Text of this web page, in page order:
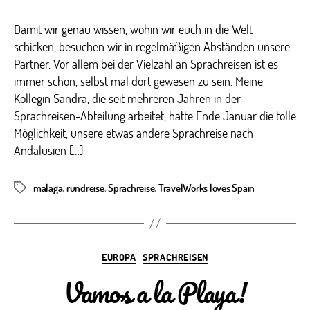
Damit wir genau wissen, wohin wir euch in die Welt
schicken, besuchen wir in regelmäßigen Abständen unsere
Partner. Vor allem bei der Vielzahl an Sprachreisen ist es
immer schön, selbst mal dort gewesen zu sein. Meine
Kollegin Sandra, die seit mehreren Jahren in der
Sprachreisen-Abteilung arbeitet, hatte Ende Januar die tolle
Möglichkeit, unsere etwas andere Sprachreise nach
Andalusien […]
Schlagwörter
malaga, rundreise,Sprachreise, TravelWorks loves Spain
Kategorien
EUROPA SPRACHREISEN
Vamos a la Playa!